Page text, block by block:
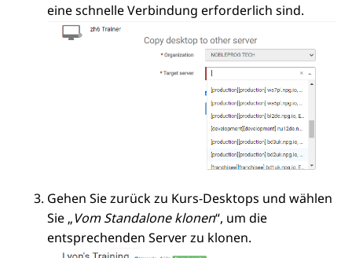
eine schnelle Verbindung erforderlich sind.
Gehen Sie zurück zu Kurs-Desktops und wählen
Sie „Vom Standalone klonen“, um die
entsprechenden Server zu klonen.